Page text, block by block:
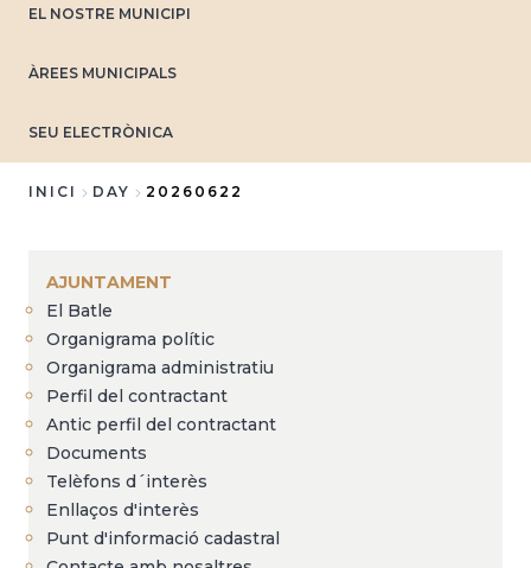
EL NOSTRE MUNICIPI
ÀREES MUNICIPALS
SEU ELECTRÒNICA
d'Ariadna
INICI DAY 20260622
AJUNTAMENT
El Batle
Organigrama polític
Organigrama administratiu
Perfil del contractant
Antic perfil del contractant
Documents
Telèfons d´interès
Enllaços d'interès
Punt d'informació cadastral